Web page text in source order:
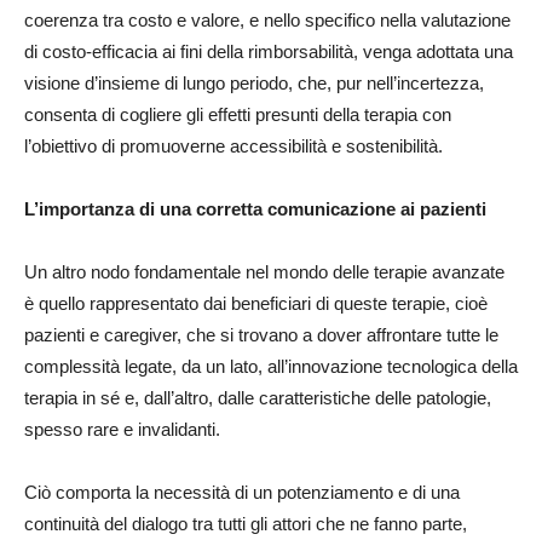
coerenza tra costo e valore, e nello specifico nella valutazione
di costo-efficacia ai fini della rimborsabilità, venga adottata una
visione d’insieme di lungo periodo, che, pur nell’incertezza,
consenta di cogliere gli effetti presunti della terapia con
l’obiettivo di promuoverne accessibilità e sostenibilità.
L’importanza di una corretta comunicazione ai pazienti
Un altro nodo fondamentale nel mondo delle terapie avanzate
è quello rappresentato dai beneficiari di queste terapie, cioè
pazienti e caregiver, che si trovano a dover affrontare tutte le
complessità legate, da un lato, all’innovazione tecnologica della
terapia in sé e, dall’altro, dalle caratteristiche delle patologie,
spesso rare e invalidanti.
Ciò comporta la necessità di un potenziamento e di una
continuità del dialogo tra tutti gli attori che ne fanno parte,